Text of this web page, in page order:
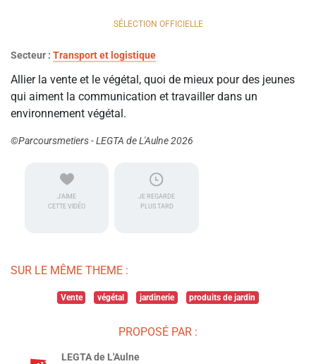
SÉLECTION OFFICIELLE
Secteur : Transport et logistique
Allier la vente et le végétal, quoi de mieux pour des jeunes
qui aiment la communication et travailler dans un
environnement végétal.
©Parcoursmetiers - LEGTA de L'Aulne 2026
J'AIME
CETTE VIDÉO
JE REGARDE
PLUS TARD
SUR LE MÊME THEME :
Vente végétal jardinerie produits de jardin
PROPOSÉ PAR :
LEGTA de L'Aulne